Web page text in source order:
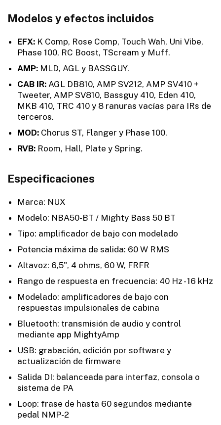
Modelos y efectos incluidos
EFX: K Comp, Rose Comp, Touch Wah, Uni Vibe,
Phase 100, RC Boost, TScream y Muff.
AMP: MLD, AGL y BASSGUY.
CAB IR: AGL DB810, AMP SV212, AMP SV410 +
Tweeter, AMP SV810, Bassguy 410, Eden 410,
MKB 410, TRC 410 y 8 ranuras vacías para IRs de
terceros.
MOD: Chorus ST, Flanger y Phase 100.
RVB: Room, Hall, Plate y Spring.
Especificaciones
Marca: NUX
Modelo: NBA50-BT / Mighty Bass 50 BT
Tipo: amplificador de bajo con modelado
Potencia máxima de salida: 60 W RMS
Altavoz: 6,5", 4 ohms, 60 W, FRFR
Rango de respuesta en frecuencia: 40 Hz - 16 kHz
Modelado: amplificadores de bajo con
respuestas impulsionales de cabina
Bluetooth: transmisión de audio y control
mediante app MightyAmp
USB: grabación, edición por software y
actualización de firmware
Salida DI: balanceada para interfaz, consola o
sistema de PA
Loop: frase de hasta 60 segundos mediante
pedal NMP-2